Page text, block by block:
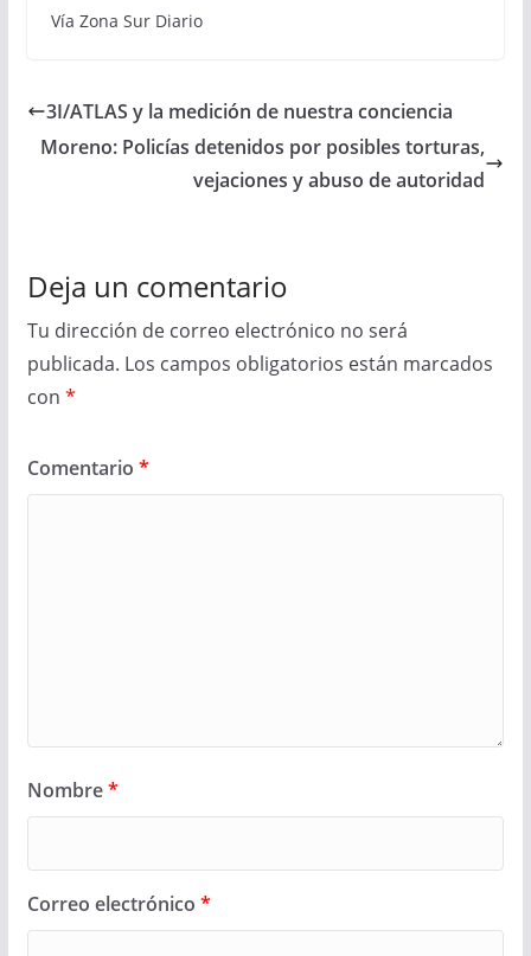
Vía Zona Sur Diario
3I/ATLAS y la medición de nuestra conciencia
Moreno: Policías detenidos por posibles torturas,
vejaciones y abuso de autoridad
Deja un comentario
Tu dirección de correo electrónico no será
publicada. Los campos obligatorios están marcados
con *
Comentario *
Nombre*
Correo electrónico *